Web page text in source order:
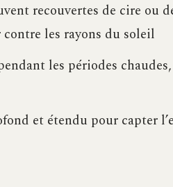
recouvertes de cire ou
les rayons du soleil
les périodes
et étendu pour capter